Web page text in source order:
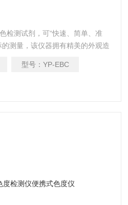
检测试剂，可“快速、简单、准
测量，该仪器拥有精美的外观造
水体状况，提前预防，及时避免
型号： YP-EBC